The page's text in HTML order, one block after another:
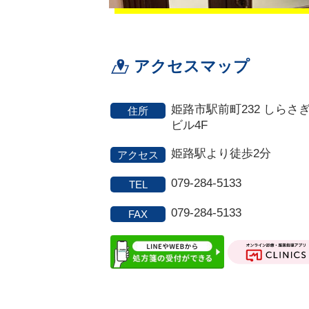
アクセスマップ
住所
姫路市駅前町232 しらさ
ビル4F
アクセス 姫路駅より徒歩2分
TEL 079-284-5133
FAX 079-284-5133